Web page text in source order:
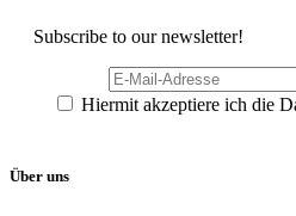
Subscribe to our newsletter!
Hiermit akzeptiere ich die
Über uns